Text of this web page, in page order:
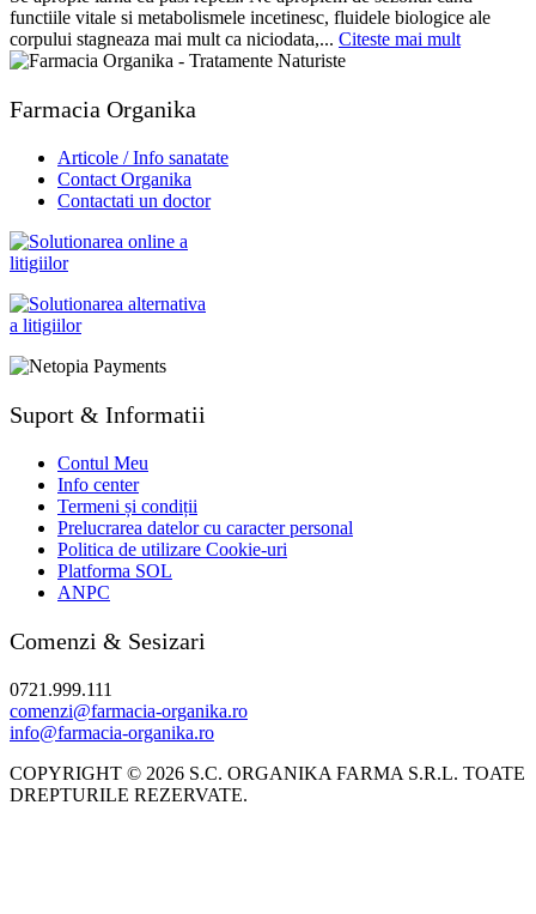
functiile vitale si metabolismele incetinesc, fluidele biologice ale
corpului stagneaza mai mult ca niciodata,... Citeste mai mult
Farmacia Organika
Articole / Info sanatate
Contact Organika
Contactati un doctor
Suport & Informatii
Contul Meu
Info center
Termeni și condiții
Prelucrarea datelor cu caracter personal
Politica de utilizare Cookie-uri
Platforma SOL
ANPC
Comenzi & Sesizari
0721.999.111
comenzi@farmacia-organika.ro
info@farmacia-organika.ro
COPYRIGHT © 2026 S.C. ORGANIKA FARMA S.R.L. TOATE
DREPTURILE REZERVATE.